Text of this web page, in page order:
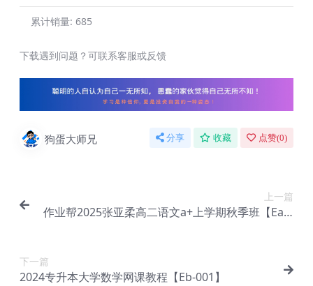
累计销量: 685
下载遇到问题？可联系客服或反馈
狗蛋大师兄 分享 收藏 点赞(0)
上一篇
作业帮2025张亚柔高二语文a+上学期秋季班【Ea-1
下一篇
2024专升本大学数学网课教程【Eb-001】